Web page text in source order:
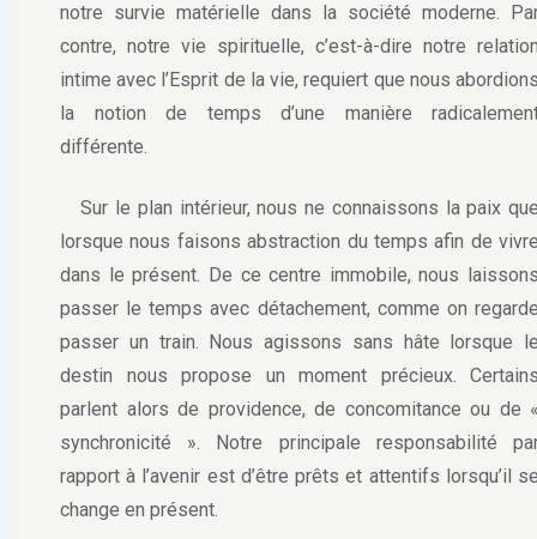
notre survie matérielle dans la société moderne.
contre, notre vie spirituelle, c’est-à-dire notre
intime avec l’Esprit de la vie, requiert que nous
la notion de temps d’une manière
différente.
Sur le plan intérieur, nous ne connaissons la paix
lorsque nous faisons abstraction du temps afin de
dans le présent. De ce centre immobile, nous
passer le temps avec détachement, comme on
passer un train. Nous agissons sans hâte lorsque
destin nous propose un moment précieux.
parlent alors de providence, de concomitance ou de
synchronicité ». Notre principale responsabilité
rapport à l’avenir est d’être prêts et attentifs lorsqu’il
change en présent.